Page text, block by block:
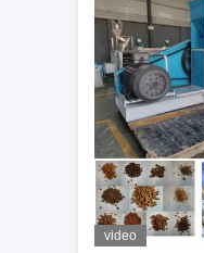
video